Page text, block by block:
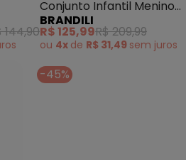
144,90
Conjunto Infantil Menino
(Preto)
BRANDILI
R$ 125,99R$ 209,99
ou 4x de R$ 31,49 sem juros
-45%